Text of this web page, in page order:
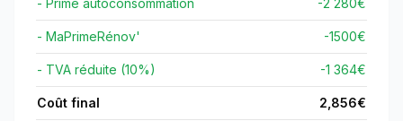
- Prime autoconsommation -2 280€
- MaPrimeRénov' -1500€
- TVA réduite (10%) -1 364€
Coût final 2,856€